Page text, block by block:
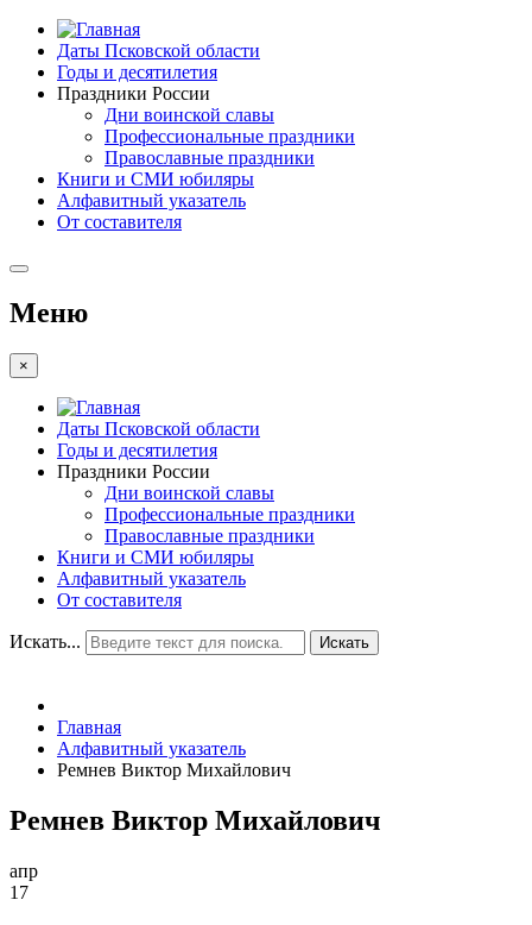
Даты Псковской области
Годы и десятилетия
Праздники России
Дни воинской славы
Профессиональные праздники
Православные праздники
Книги и СМИ юбиляры
Алфавитный указатель
От составителя
Меню
×
Даты Псковской области
Годы и десятилетия
Праздники России
Дни воинской славы
Профессиональные праздники
Православные праздники
Книги и СМИ юбиляры
Алфавитный указатель
От составителя
Искать... Искать
Главная
Алфавитный указатель
Ремнев Виктор Михайлович
Ремнев Виктор Михайлович
апр
17